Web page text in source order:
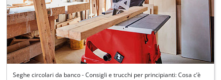
Seghe circolari da banco - Consigli e trucchi per principianti: Cosa c’è